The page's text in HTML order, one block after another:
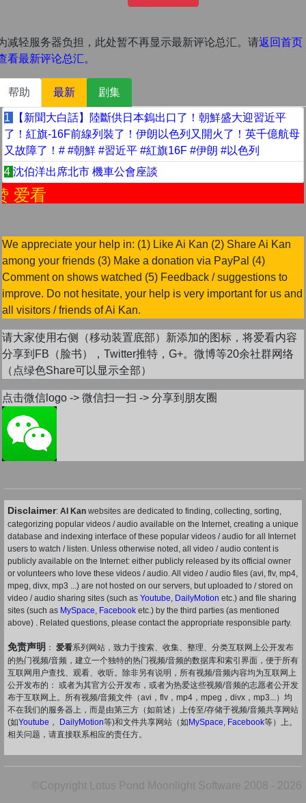
减轻服务器负担，此处暂不再显示最新评论总汇。请返回首页
看最新评论总汇。
帮助 最新 剧集
1
【新聞大白話】陸斷供日本鎢出口了！朝鮮盛大迎習近平
了！紅旗-16F前線列裝了！伊朗以色列又開火了！英千億航母
又故障了！# #朝鮮 #習近平 #紅旗16F #伊朗 #以色列
4 沈伯洋出席北市 機車公會座談
点赞 爱看
We appreciate your help in: (1) Like Ai Kan (2) Share Ai Kan
among your friends (3) Make a donation via PayPal (4)
Comment on shows watched (5) Feedback / suggestions to
improve. Do not hesitate, your help is very important for us and
all visitors / friends of Ai Kan.
请大家使用右侧（移动装置底部）新添加的图标，将爱看内容
分享到FB（脸书），Twitter推特，G+。微博等20余社群网络
（点绿色Share可以显示全部）
点击微信logo -> 微信扫一扫 -> 分享到朋友圈
Disclaimer: AI Kan websites are dedicated to finding, collecting, sorting,
categorizing popular videos / audio available on the Internet, creating a unique
database and indexing interface of these popular videos / audio for all Internet
users to watch / listen. Unless otherwise noted, all video / audio content is
publicly available on the Internet: either publicly released by its official owner
or volunteers who love these videos / audio. All video / audio files (avi, flv, mp4,
mpeg, divx, mp3 ...) are not hosted on our servers, but uploaded to / stored on
video / audio sharing sites (such as Youtube DailyMotion etc.) and file sharing
sites (such as MySpace Facebook etc.) by the third parties (as mentioned
above) . Related questions, please contact the appropriate responsible party.
免责声明 ： 爱看系列网站，致力于搜索、收集、整理、分类互联网上公开发布
的热门视频/音频，建立一个独特的热门视频/音频的数据库和索引界面，便于所有
互联网用户查找、观看、收听。除非另有说明，所有视频/音频内容均为互联网上
公开发布的： 或者为其官方公开发布，或者为热爱这些视频/音频的志愿者公开发
布于互联网上。所有视频/音频文件（avi，flv，mp4，mpeg，divx，mp3...）均
不在我们的服务器上，而是由第三方（如前述）上传至/存储于视频/音频共享网站
(如Youtube ， DailyMotion等)和文件共享网站（如MySpace Facebook等）上。
相关问题，请直接联系相应的责任方。
©Copyright Lotus Pond Moonlight Software 2008 - 2026